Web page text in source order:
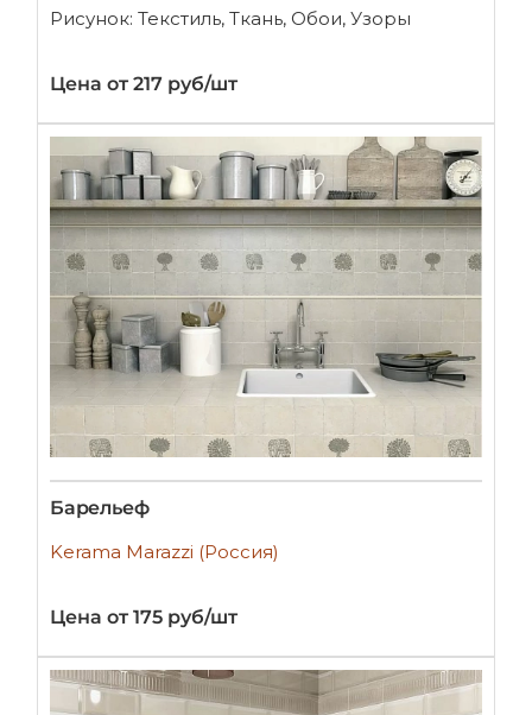
Рисунок: Текстиль, Ткань, Обои, Узоры
Цена от 217 руб/шт
Барельеф
Kerama Marazzi (Россия)
Цена от 175 руб/шт